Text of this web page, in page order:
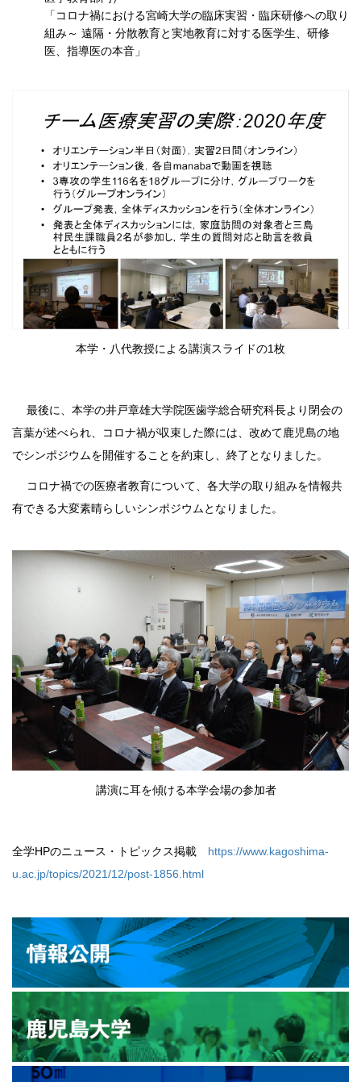
「コロナ禍における宮崎大学の臨床実習・臨床研修への取り
組み～ 遠隔・分散教育と実地教育に対する医学生、研修
医、指導医の本音」
本学・八代教授による講演スライドの1枚
最後に、本学の井戸章雄大学院医歯学総合研究科長より閉会の
言葉が述べられ、コロナ禍が収束した際には、改めて鹿児島の地
でシンポジウムを開催することを約束し、終了となりました。
コロナ禍での医療者教育について、各大学の取り組みを情報共
有できる大変素晴らしいシンポジウムとなりました。
講演に耳を傾ける本学会場の参加者
全学HPのニュース・トピックス掲載 https://www.kagoshima-
u.ac.jp/topics/2021/12/post-1856.html